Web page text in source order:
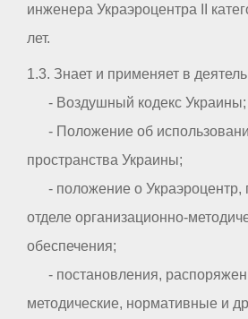
инженера Украэроцентра II
лет.
1.3. Знает и применяет в
- Воздушный кодекс Украины;
- Положение об
пространства Украины;
- положение о Украэроцентр,
отделе организационно-
обеспечения;
- постановления,
методические, нормативные и